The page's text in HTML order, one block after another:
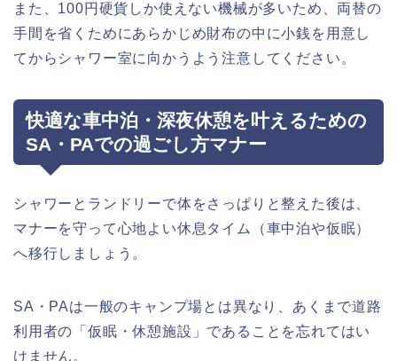
また、100円硬貨しか使えない機械が多いため、両替の
手間を省くためにあらかじめ財布の中に小銭を用意し
てからシャワー室に向かうよう注意してください。
快適な車中泊・深夜休憩を叶えるための
SA・PAでの過ごし方マナー
シャワーとランドリーで体をさっぱりと整えた後は、
マナーを守って心地よい休息タイム（車中泊や仮眠）
へ移行しましょう。
SA・PAは一般のキャンプ場とは異なり、あくまで道路
利用者の「仮眠・休憩施設」であることを忘れてはい
けません。